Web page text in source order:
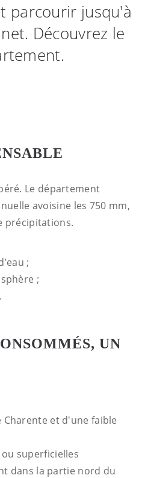
parcourir jusqu'à
Découvrez le
Le département
avoisine les 750 mm,
précipitations.
;
;
UN
et d'une faible
superficielles
dans la partie nord du